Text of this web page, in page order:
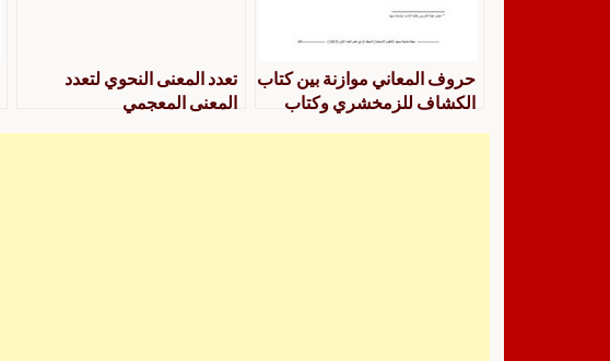
حروف المعاني موازنة بين كتاب
الكشاف للزمخشري وكتاب
تعدد المعنى النحوي لتعدد
المعنى المعجمي